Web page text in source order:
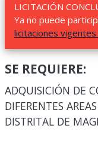
LICITACIÓN
Ya no puede
licitaciones vigentes
SE REQUIERE:
ADQUISICIÓN DE
DIFERENTES
DISTRITAL DE